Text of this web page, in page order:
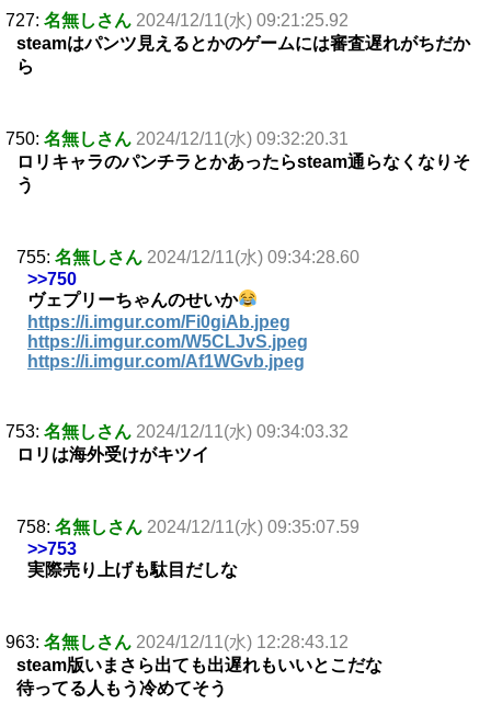
727: 名無しさん 2024/12/11(水) 09:21:25.92
steamはパンツ見えるとかのゲームには審査遅れがちだか
ら
750: 名無しさん 2024/12/11(水) 09:32:20.31
ロリキャラのパンチラとかあったらsteam通らなくなりそ
う
755: 名無しさん 2024/12/11(水) 09:34:28.60
>>750
ヴェプリーちゃんのせいか
https://i.imgur.com/Fi0giAb.jpeg
https://i.imgur.com/W5CLJvS.jpeg
https://i.imgur.com/Af1WGvb.jpeg
753: 名無しさん 2024/12/11(水) 09:34:03.32
ロリは海外受けがキツイ
758: 名無しさん 2024/12/11(水) 09:35:07.59
>>753
実際売り上げも駄目だしな
963: 名無しさん 2024/12/11(水) 12:28:43.12
steam版いまさら出ても出遅れもいいとこだな
待ってる人もう冷めてそう